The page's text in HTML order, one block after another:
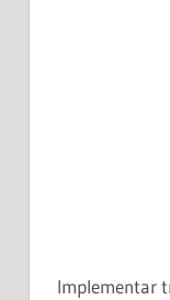
Implementar